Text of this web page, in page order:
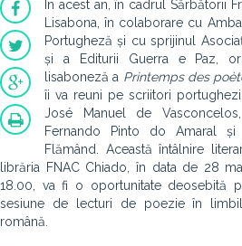
În acest an, în cadrul Sărbătorii
Lisabona, în colaborare cu
Portugheză și cu sprijinul
și a Editurii Guerra e Paz,
lisaboneză a Printemps des
îi va reuni pe scriitori
José Manuel de
Fernando Pinto do Amaral
Flămând. Această întâlnire
librăria FNAC Chiado, în data de 28
18.00, va fi o oportunitate deosebită
sesiune de lecturi de poezie în
română.